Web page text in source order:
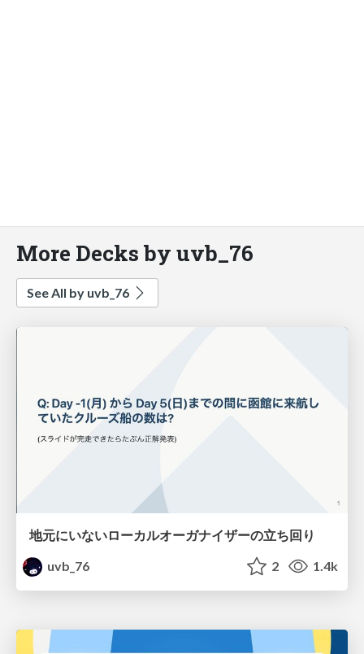
More Decks by uvb_76
See All by uvb_76
地元にいないローカルオーガナイザーの立ち回り
uvb_76
2 1.4k